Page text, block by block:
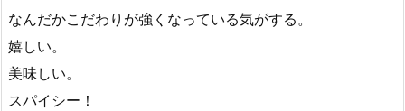
なんだかこだわりが強くなっている気がする。
嬉しい。
美味しい。
スパイシー！